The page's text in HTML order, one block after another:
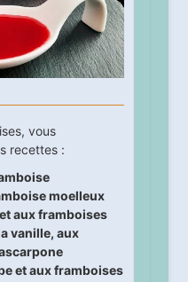
vous
recettes :
moelleux
aux framboises
vanille, aux
et aux framboises